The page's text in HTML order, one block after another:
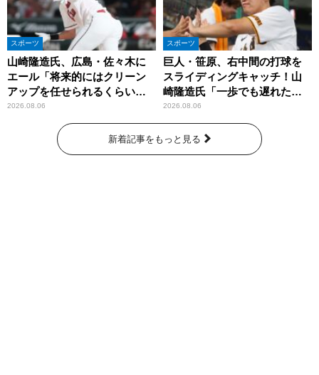
スポーツ
山崎隆造氏、広島・佐々木に
エール「将来的にはクリーン
アップを任せられるくらいま
では成長して」
2026.08.06
スポーツ
巨人・笹原、右中間の打球を
スライディングキャッチ！山
崎隆造氏「一歩でも遅れた
ら…」
2026.08.06
新着記事をもっと見る